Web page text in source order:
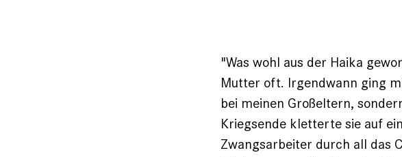
"Was wohl aus der Haika
Mutter oft. Irgendwann ging
bei meinen Großeltern,
Kriegsende kletterte sie auf
Zwangsarbeiter durch all das